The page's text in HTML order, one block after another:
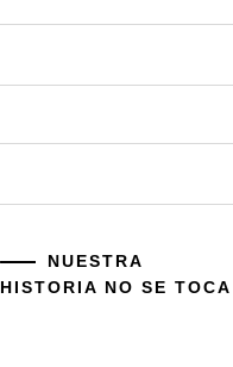
NUESTRA
HISTORIA NO SE TOCA